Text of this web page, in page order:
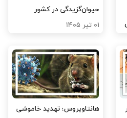
حیوان‌گزیدگی در کشور
۰۱ تیر ۱۴۰۵
هانتاویروس؛ تهدید خاموشی